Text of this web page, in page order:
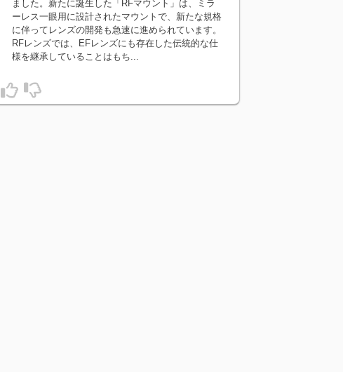
ました。新たに誕生した「RFマウント」は、ミラ
ーレス一眼用に設計されたマウントで、新たな規格
に伴ってレンズの開発も急速に進められています。
RFレンズでは、EFレンズにも存在した伝統的な仕
様を継承していることはもち...